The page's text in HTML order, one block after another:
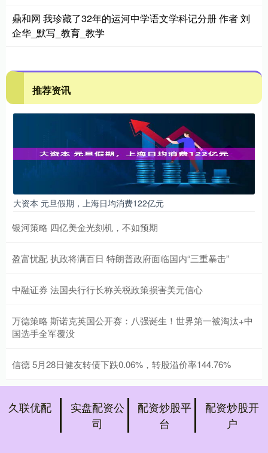
鼎和网 我珍藏了32年的运河中学语文学科记分册 作者 刘
企华_默写_教育_教学
推荐资讯
大资本 元旦假期，上海日均消费122亿元
银河策略 四亿美金光刻机，不如预期
盈富忧配 执政将满百日 特朗普政府面临国内“三重暴击”
中融证券 法国央行行长称关税政策损害美元信心
万德策略 斯诺克英国公开赛：八强诞生！世界第一被淘汰+中
国选手全军覆没
信德 5月28日健友转债下跌0.06%，转股溢价率144.76%
久联优配
实盘配资公
司
配资炒股平
台
配资炒股开
户